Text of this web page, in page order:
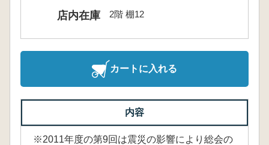
店内在庫 2階 棚12
カートに入れる
内容
※2011年度の第9回は震災の影響により総会の